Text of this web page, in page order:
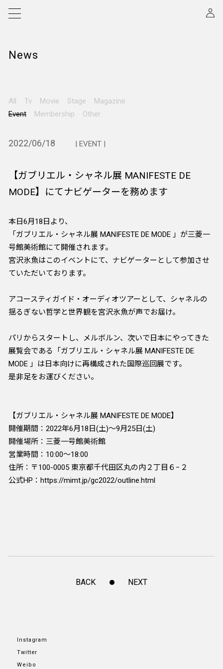
News
All Tv Movie Stage
Magazine
Event
Membership Other
2022/06/18 | EVENT |
【ガブリエル・シャネル展 MANIFESTE DE
MODE】にてナビゲーターを務めます
本日6月18日より、
「ガブリエル・シャネル展 MANIFESTE DE MODE 」が三菱一
号館美術館にて開催されます。
宮沢氷魚はこのイベントにて、ナビゲーターとして参加させ
ていただいております。
アコースティガイド・オーディオツアーとして、シャネルの
揺るぎない哲学と世界観を宮沢氷魚が声でお届け。
パリからスタートし、メルボルン、次いで日本にやってきた
展覧会である「ガブリエル・シャネル展 MANIFESTE DE
MODE 」は日本向けに再構成された国際巡回展です。
是非足をお運びください。
【ガブリエル・シャネル展 MANIFESTE DE MODE】
開催期間：2022年6月18日(土)～9月25日(土)
開催場所：三菱一号館美術館
営業時間：10:00～18:00
住所：〒100-0005 東京都千代田区丸の内２丁目６−２
公式HP： https://mimt.jp/gc2022/outline.html
BACK NEXT
Instagram
Twitter
Weibo